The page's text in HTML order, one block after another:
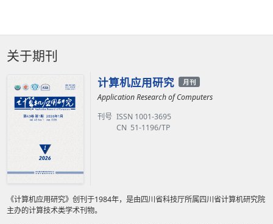
关于期刊
计算机应用研究 月刊
Application Research of Computers
刊号 ISSN 1001-3695
CN 51-1196/TP
《计算机应用研究》创刊于1984年，是由四川省科技厅所属四川省计算机研究院
主办的计算技术类学术刊物。